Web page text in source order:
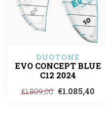
DUOTONE
EVO CONCEPT BLUE
C12 2024
€1.809,00 €1.085,40